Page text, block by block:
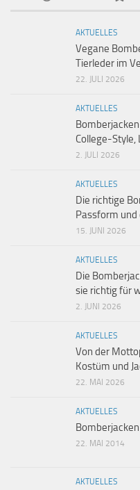
AKTUELLES
Vegane
Tierleder im
22. JULI 2026
AKTUELLES
College-Style,
2. JULI 2026
AKTUELLES
Die richtige
Passform
15. JUNI 2026
AKTUELLES
Die
sie richtig für
2. JUNI 2026
AKTUELLES
Von der
Kostüm und
22. MAI 2026
AKTUELLES
22. MAI 2014
AKTUELLES